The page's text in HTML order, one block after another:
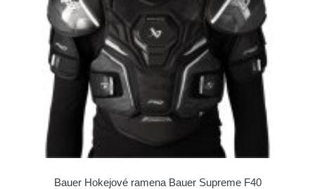
Bauer Hokejové ramena Bauer Supreme F40